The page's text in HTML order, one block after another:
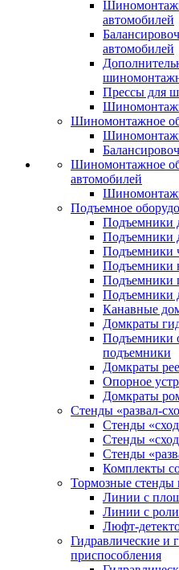
автомобилей
автомобилей
Прессы для
Шиномонтажное
Шиномонтажное
автомобилей
Подъемное
Подъемники
Подъемники
Подъемники
Подъемники
Подъемники
Подъемники
Канавные
Домкраты
Подъемники
подъемники
Домкраты
Опорное
Домкраты
Стенды «развал-
Стенды
Стенды
Стенды
Комплекты
Тормозные стенды
Линии с
Линии с
Люфт-
Гидравлические и
приспособления